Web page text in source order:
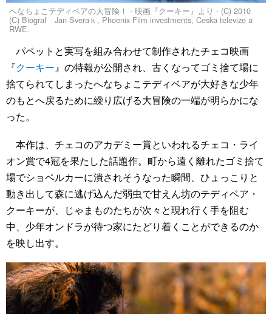
へなちょこテディベアの大冒険！ - 映画『クーキー』より - (C) 2010
(C) Biograf Jan Sveraｋ, Phoenix Film investments, Ceska televize a
RWE.
パペットと実写を組み合わせて制作されたチェコ映画
『クーキー』の特報が公開され、古くなってゴミ捨て場に
捨てられてしまったへなちょこテディベアが大好きな少年
のもとへ戻るために繰り広げる大冒険の一端が明らかにな
った。
本作は、チェコのアカデミー賞といわれるチェコ・ライ
オン賞で4冠を果たした話題作。町から遠く離れたゴミ捨て
場でショベルカーに潰されそうなった瞬間、ひょっこりと
動き出して森に逃げ込んだ弱虫で甘えん坊のテディベア・
クーキーが、じゃまものたちが次々と現れ行く手を阻む
中、少年オンドラが待つ家にたどり着くことができるのか
を映し出す。